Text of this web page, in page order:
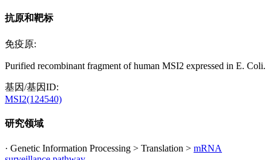
抗原和靶标
免疫原:
Purified recombinant fragment of human MSI2 expressed in E. Coli.
基因/基因ID:
MSI2(124540)
研究领域
· Genetic Information Processing > Translation > mRNA